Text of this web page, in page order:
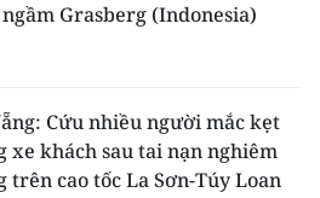
- MỖI XÃ
Grasberg (Indonesia)
Cứu nhiều người mắc kẹt
xe khách sau tai nạn nghiêm
trên cao tốc La Sơn-Túy Loan